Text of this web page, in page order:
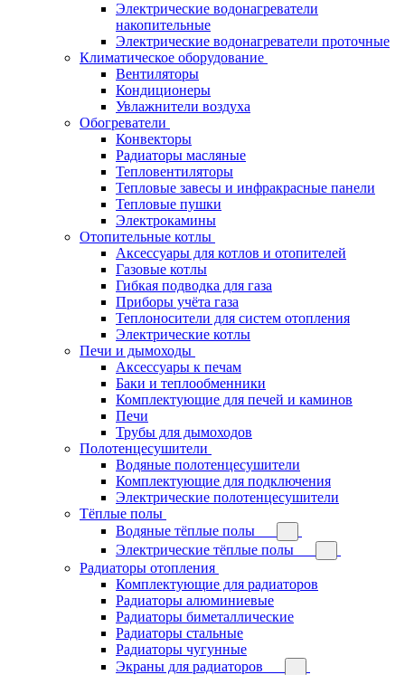
Электрические водонагреватели
накопительные
Электрические водонагреватели проточные
Климатическое оборудование
Вентиляторы
Кондиционеры
Увлажнители воздуха
Обогреватели
Конвекторы
Радиаторы масляные
Тепловентиляторы
Тепловые завесы и инфракрасные панели
Тепловые пушки
Электрокамины
Отопительные котлы
Аксессуары для котлов и отопителей
Газовые котлы
Гибкая подводка для газа
Приборы учёта газа
Теплоносители для систем отопления
Электрические котлы
Печи и дымоходы
Аксессуары к печам
Баки и теплообменники
Комплектующие для печей и каминов
Печи
Трубы для дымоходов
Полотенцесушители
Водяные полотенцесушители
Комплектующие для подключения
Электрические полотенцесушители
Тёплые полы
Водяные тёплые полы
Электрические тёплые полы
Радиаторы отопления
Комплектующие для радиаторов
Радиаторы алюминиевые
Радиаторы биметаллические
Радиаторы стальные
Радиаторы чугунные
Экраны для радиаторов